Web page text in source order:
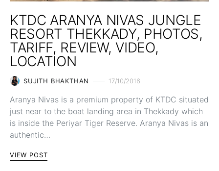
KTDC ARANYA NIVAS JUNGLE
RESORT THEKKADY, PHOTOS,
TARIFF, REVIEW, VIDEO,
LOCATION
SUJITH BHAKTHAN 17/10/2016
Aranya Nivas is a premium property of KTDC situated
just near to the boat landing area in Thekkady which
is inside the Periyar Tiger Reserve. Aranya Nivas is an
authentic…
VIEW POST